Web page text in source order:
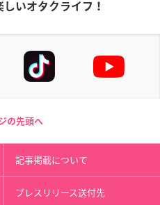
いオタクライフ！
の先頭へ
記事掲載について
プレスリリース送付先